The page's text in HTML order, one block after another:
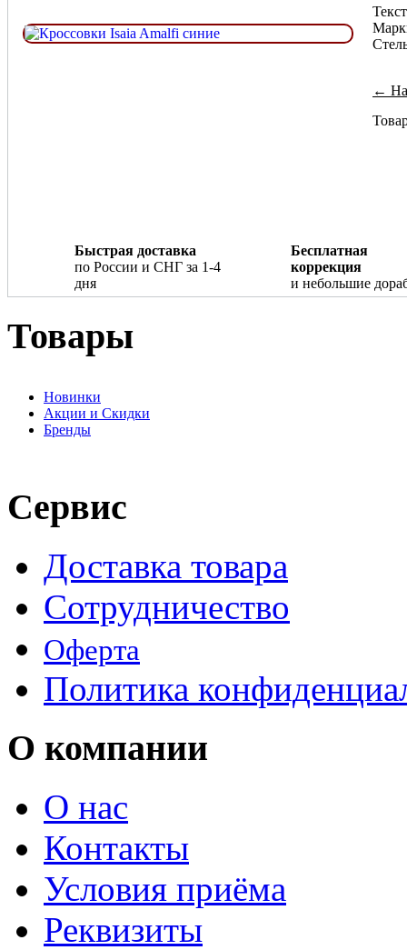
←
Быстрая доставка
по России и СНГ за 1-4
дня
Бесплатная
коррекция
и небольшие
Товары
Новинки
Акции и Скидки
Бренды
Сервис
Доставка товара
Сотрудничество
Оферта
Политика
О компании
О нас
Контакты
Условия приёма
Реквизиты